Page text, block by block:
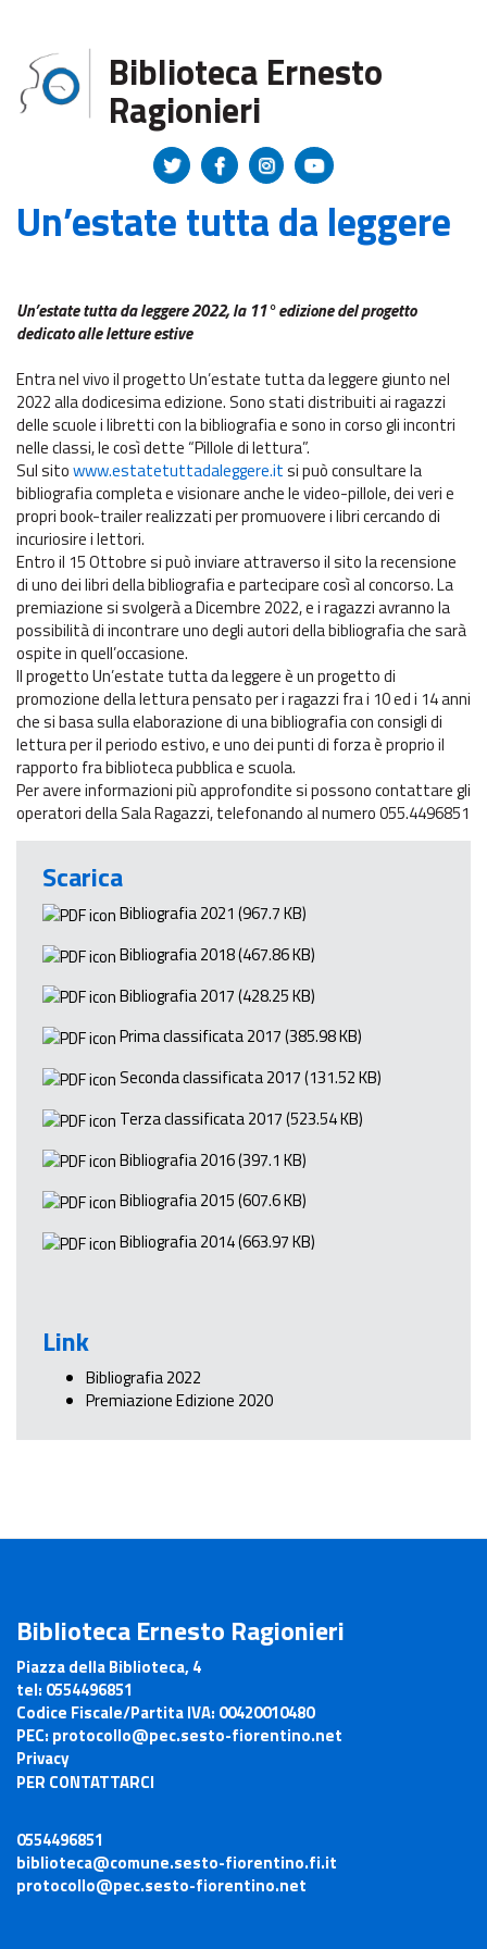
Biblioteca Ernesto
Ragionieri
Un’estate tutta da leggere
Un’estate tutta da leggere 2022,la 11° edizione del progetto
dedicato alle letture estive
Entra nel vivo il progetto Un’estate tutta da leggere giunto nel
2022 alla dodicesima edizione. Sono stati distribuiti ai ragazzi
delle scuole i libretti con la bibliografia e sono in corso gli incontri
nelle classi, le così dette “Pillole di lettura”.
Sul sitowww.estatetuttadaleggere.itsi può consultare la
bibliografia completa e visionare anche le video-pillole, dei veri e
propri book-trailer realizzati per promuovere i libri cercando di
incuriosire i lettori.
Entro il 15 Ottobre si può inviare attraverso il sito la recensione
di uno dei libri della bibliografia e partecipare così al concorso. La
premiazione si svolgerà a Dicembre 2022, e i ragazzi avranno la
possibilità di incontrare uno degli autori della bibliografia che sarà
ospite in quell’occasione.
Il progetto Un’estate tutta da leggere è un progetto di
promozione della lettura pensato per i ragazzi fra i 10 ed i 14 anni
che si basa sulla elaborazione di una bibliografia con consigli di
lettura per il periodo estivo, e uno dei punti di forza è proprio il
rapporto fra biblioteca pubblica e scuola.
Per avere informazioni più approfondite si possono contattare gli
operatori della Sala Ragazzi, telefonando al numero 055.4496851
Scarica
Bibliografia 2021 (967.7 KB)
Bibliografia 2018(467.86 KB)
Bibliografia 2017(428.25 KB)
Prima classificata 2017(385.98 KB)
Seconda classificata 2017(131.52 KB)
Terza classificata 2017(523.54 KB)
Bibliografia 2016(397.1 KB)
Bibliografia 2015(607.6 KB)
Bibliografia 2014(663.97 KB)
Link
Bibliografia 2022
Premiazione Edizione 2020
Biblioteca Ernesto Ragionieri
Piazza della Biblioteca, 4
tel: 0554496851
Codice Fiscale/Partita IVA: 00420010480
PEC: protocollo@pec.sesto-fiorentino.net
Privacy
PER CONTATTARCI
0554496851
biblioteca@comune.sesto-fiorentino.fi.it
protocollo@pec.sesto-fiorentino.net